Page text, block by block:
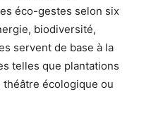
éco-gestes selon six
biodiversité,
servent de base à la
telles que plantations
théâtre écologique ou